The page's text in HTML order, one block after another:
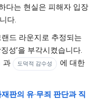
다는 현실은 피해자 입장
다.
드 라운지로 추정되는
성’을 부각시켰습니다.
과 도덕적 감수성
에 대한
판의 유·무죄 판단과 직